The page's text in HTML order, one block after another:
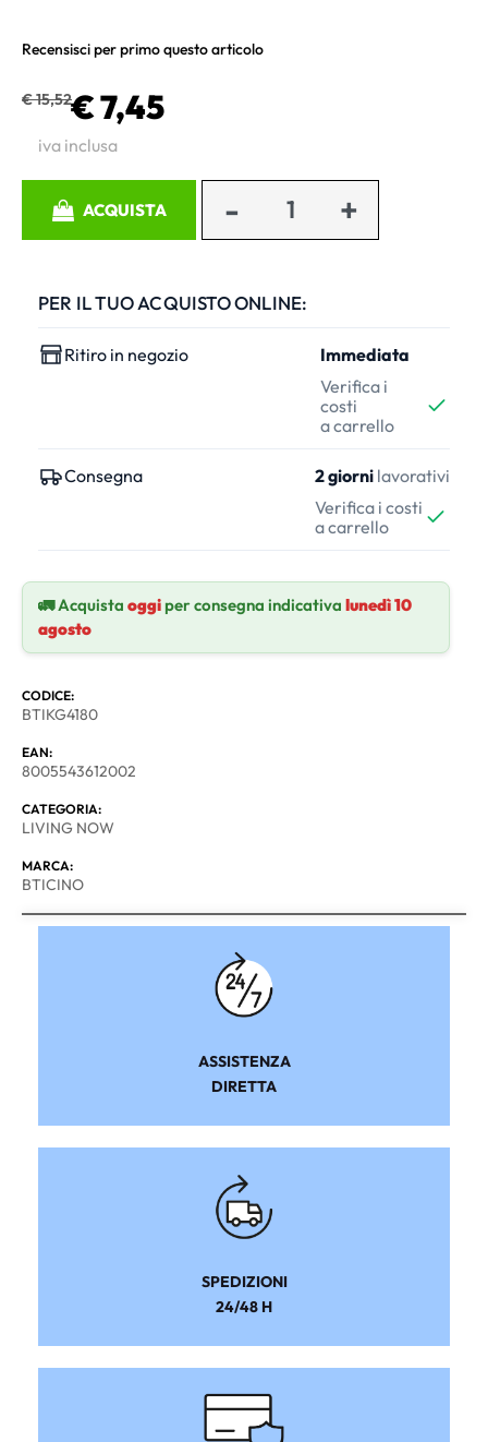
Recensisci per primo questo articolo
€ 15,52€ 7,45
iva inclusa
ACQUISTA
PER IL TUO ACQUISTO ONLINE:
Ritiro in negozio
Immediata
Verifica i
costi
a carrello
Consegna 2 giorni lavorativi
Verifica i costi
a carrello
🚛 Acquista oggiper consegna indicativa lunedì 10
agosto
CODICE:
BTIKG4180
EAN:
8005543612002
CATEGORIA:
LIVING NOW
MARCA:
BTICINO
ASSISTENZA
DIRETTA
SPEDIZIONI
24/48 H